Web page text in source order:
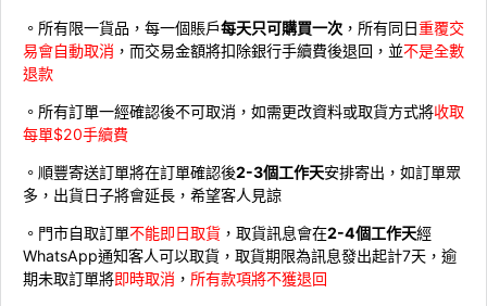
。所有限一貨品，每一個賬戶每天只可購買一次 ，所有同日重覆交
易會自動取消 ，而交易金額將扣除銀行手續費後退回，並不是全數
退款
。所有訂單一經確認後不可取消，如需更改資料或取貨方式將收取
每單$20手續費
。順豐寄送訂單將在訂單確認後2-3個工作天安排寄出，如訂單眾
多，出貨日子將會延長，希望客人見諒
。門市自取訂單不能即日取貨 ，取貨訊息會在2-4個工作天經
WhatsApp通知客人可以取貨，取貨期限為訊息發出起計7天，逾
期未取訂單將即時取消 ， 所有款項將不獲退回